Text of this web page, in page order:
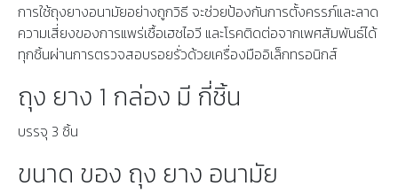
การใช้ถุงยางอนามัยอย่างถูกวิธี จะช่วยป้องกันการตั้งครรภ์และลาด
ความเสี่ยงของการแพร่เชื้อเฮชไอวี และโรคติดต่อจากเพศสัมพันธ์ได้
ทุกชิ้นผ่านการตรวจสอบรอยรั่วด้วยเครื่องมืออิเล็กทรอนิกส์
ถุง ยาง 1 กล่อง มี กี่ชิ้น
บรรจุ 3 ชิ้น
ขนาด ของ ถุง ยาง อนามัย